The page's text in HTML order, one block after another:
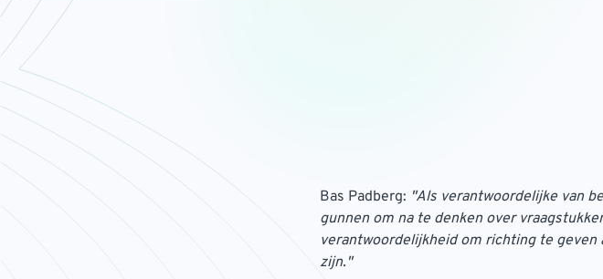
Bas Padberg: "Als verantwoordelijke van
gunnen om na te denken over
verantwoordelijkheid om richting te geven
zijn."